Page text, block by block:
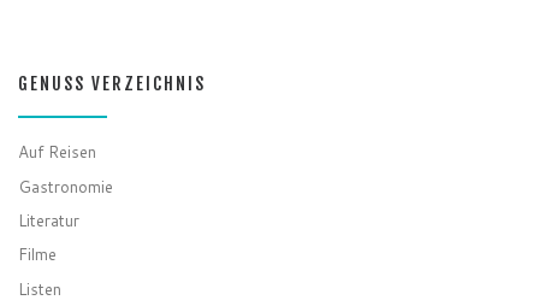
GENUSS VERZEICHNIS
Auf Reisen
Gastronomie
Literatur
Filme
Listen